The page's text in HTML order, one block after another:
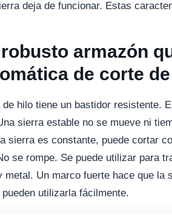
deja de funcionar. Estas
armazón
de corte
de hilo tiene un bastidor resistente.
sierra estable no se mueve ni
sierra es constante, puede cortar
se rompe. Se puede utilizar para
metal. Un marco fuerte hace que
utilizarla fácilmente.